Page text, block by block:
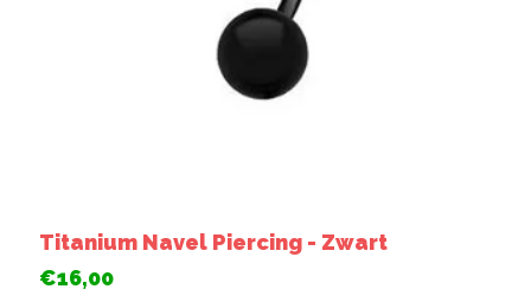
Titanium Navel Piercing - Zwart
€16,00